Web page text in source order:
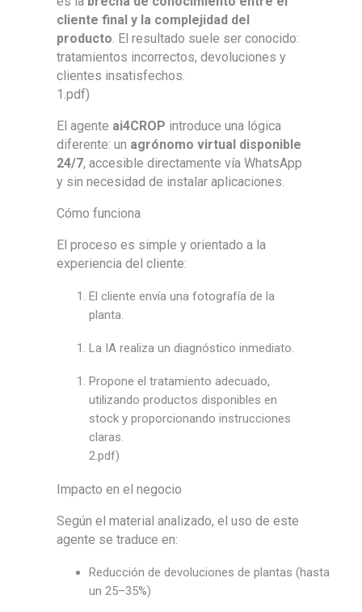
cliente final y la complejidad del
producto. El resultado suele ser conocido:
tratamientos incorrectos, devoluciones y
clientes insatisfechos.
1 .pdf)
El agente ai4CROP introduce una lógica
diferente: un agrónomo virtual disponible
24/7, accesible directamente vía WhatsApp
y sin necesidad de instalar aplicaciones.
Cómo funciona
El proceso es simple y orientado a la
experiencia del cliente:
El cliente envía una fotografía de la
planta.
La IA realiza un diagnóstico inmediato.
Propone el tratamiento adecuado,
utilizando productos disponibles en
stock y proporcionando instrucciones
claras.
2.pdf)
Impacto en el negocio
Según el material analizado, el uso de este
agente se traduce en:
Reducción de devoluciones de plantas (hasta
un 25–35%)